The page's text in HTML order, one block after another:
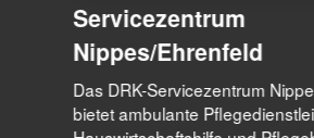
Servicezentrum
Nippes/Ehrenfeld
Das DRK-Servicezentrum
bietet ambulante